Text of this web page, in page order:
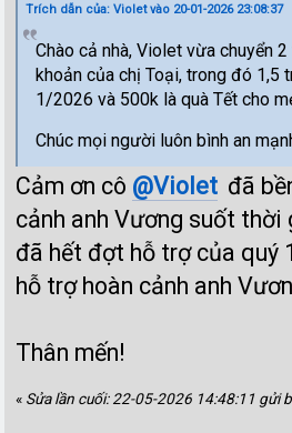
Trích dẫn của: Violet vào 20-01-2026 23:08:37
Chào cả nhà, Violet vừa chuyển
khoản của chị Toại, trong đó 1,5
1/2026 và 500k là quà Tết cho
Chúc mọi người luôn bình an
Cảm ơn cô @Violet đã
cảnh anh Vương suốt thời
đã hết đợt hỗ trợ của quý
hỗ trợ hoàn cảnh anh
Thân mến!
« Sửa lần cuối: 22-05-2026 14:48:11 gửi